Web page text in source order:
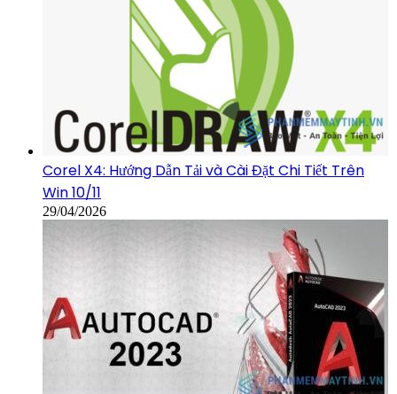
Corel X4: Hướng Dẫn Tải và Cài Đặt Chi Tiết Trên
Win 10/11
29/04/2026